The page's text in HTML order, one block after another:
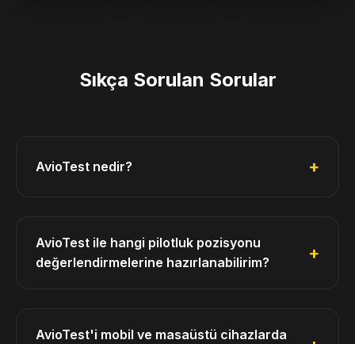
Sıkça Sorulan Sorular
AvioTest nedir?
AvioTest ile hangi pilotluk pozisyonu
değerlendirmelerine hazırlanabilirim?
AvioTest'i mobil ve masaüstü cihazlarda